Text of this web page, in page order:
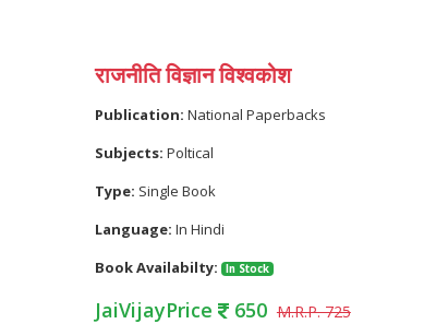
राजनीति विज्ञान विश्वकोश
Publication: National Paperbacks
Subjects: Poltical
Type: Single Book
Language: In Hindi
Book Availabilty:
In Stock
JaiVijayPrice 650 M.R.P. 725